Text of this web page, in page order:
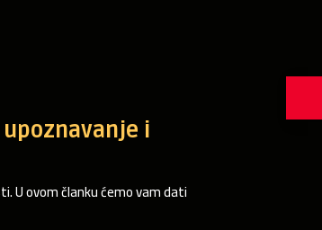
i
U ovom članku ćemo vam dati